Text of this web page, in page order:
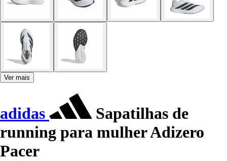
Ver mais
adidas
Sapatilhas de
running para mulher Adizero
Pacer